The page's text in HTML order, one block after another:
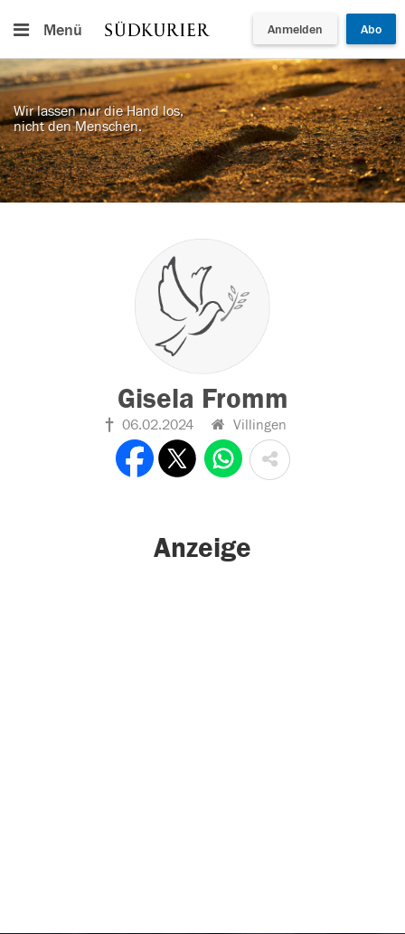
Menü Anmelden Abo
Wir lassen nur die Hand los,
nicht den Menschen.
Gisela Fromm
06.02.2024 Villingen
Anzeige